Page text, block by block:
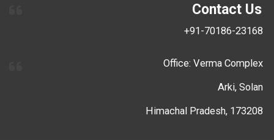
Contact Us
+91-70186-23168
Office: Verma Complex
Arki, Solan
Himachal Pradesh, 173208